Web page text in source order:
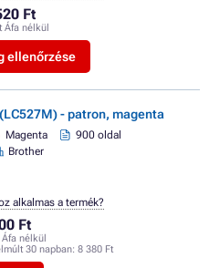
Ft
Áfa nélkül
ellenőrzése
- patron, magenta
Magenta
900 oldal
Brother
Ft
nélkül
30 napban: 8 380 Ft
alkalmas a termék?